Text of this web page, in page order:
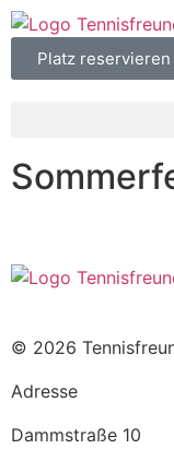
Platz reservieren
© 2026
Adresse
Dammstraße 10